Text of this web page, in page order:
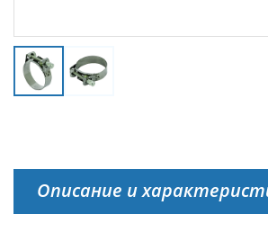
Описание и